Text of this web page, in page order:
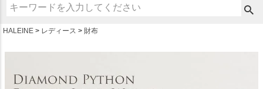
HALEINE レディース 財布